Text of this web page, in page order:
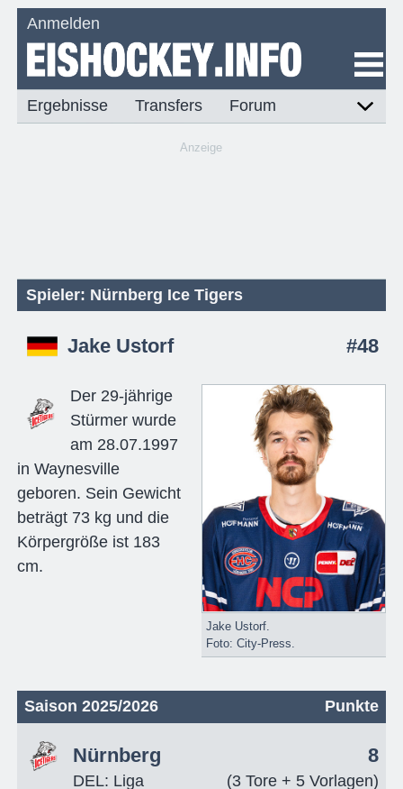
Anmelden
Ergebnisse Transfers Forum
Anzeige
Spieler: Nürnberg Ice Tigers
Jake Ustorf #48
Jake Ustorf.
Foto: City-Press.
Der 29-jährige
Stürmer wurde
am 28.07.1997
in Waynesville
geboren. Sein Gewicht
beträgt 73 kg und die
Körpergröße ist 183
cm.
Saison 2025/2026 Punkte
Nürnberg
DEL: Liga
8
(3 Tore + 5 Vorlagen)